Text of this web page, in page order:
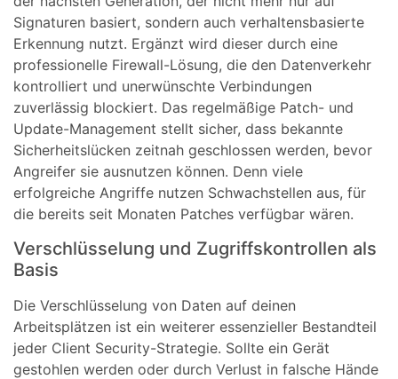
Signaturen basiert, sondern auch verhaltensbasierte
Erkennung nutzt. Ergänzt wird dieser durch eine
professionelle Firewall-Lösung, die den Datenverkehr
kontrolliert und unerwünschte Verbindungen
zuverlässig blockiert. Das regelmäßige Patch- und
Update-Management stellt sicher, dass bekannte
Sicherheitslücken zeitnah geschlossen werden, bevor
Angreifer sie ausnutzen können. Denn viele
erfolgreiche Angriffe nutzen Schwachstellen aus, für
die bereits seit Monaten Patches verfügbar wären.
Verschlüsselung und Zugriffskontrollen als
Basis
Die Verschlüsselung von Daten auf deinen
Arbeitsplätzen ist ein weiterer essenzieller Bestandteil
jeder Client Security-Strategie. Sollte ein Gerät
gestohlen werden oder durch Verlust in falsche Hände